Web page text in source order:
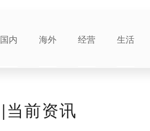
国内 海外 经营 生活
前资讯